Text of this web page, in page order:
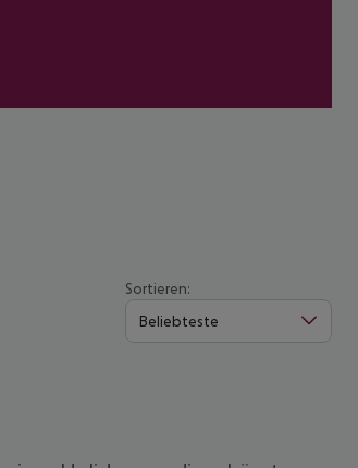
Sortieren:
Beliebteste